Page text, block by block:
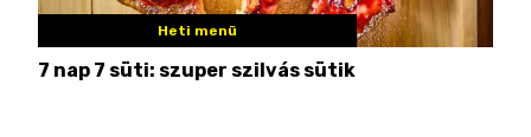
Heti menü
7 nap 7 süti: szuper szilvás sütik